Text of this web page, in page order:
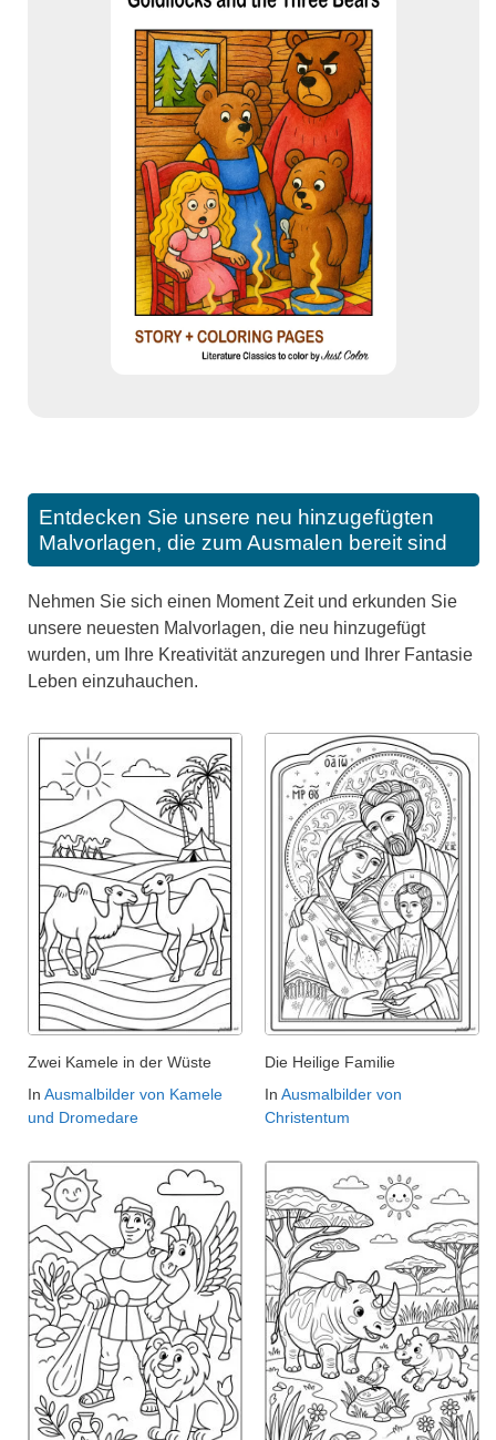
Entdecken Sie unsere neu hinzugefügten
Malvorlagen, die zum Ausmalen bereit sind
Nehmen Sie sich einen Moment Zeit und erkunden Sie
unsere neuesten Malvorlagen, die neu hinzugefügt
wurden, um Ihre Kreativität anzuregen und Ihrer Fantasie
Leben einzuhauchen.
Zwei Kamele in der Wüste
In Ausmalbilder von Kamele
und Dromedare
Die Heilige Familie
In Ausmalbilder von
Christentum